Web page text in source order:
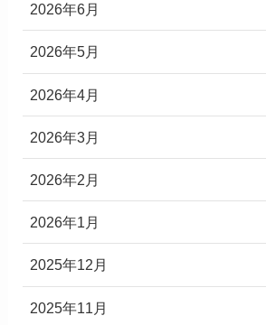
2026年6月
2026年5月
2026年4月
2026年3月
2026年2月
2026年1月
2025年12月
2025年11月